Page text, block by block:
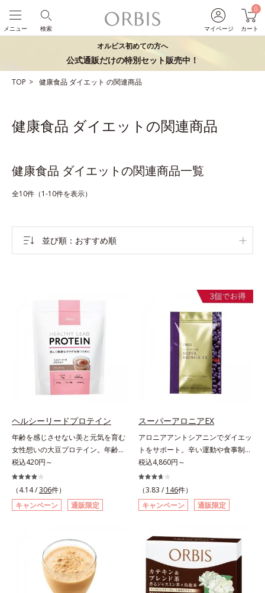
マイページ
0
カート
検索
メニュー
オルビス初めての方へ
公式通販だけの特別セット販売中！
TOP 健康食品 ダイエット の関連商品
健康食品 ダイエットの関連商品
健康食品 ダイエットの関連商品一覧
全10件（1-10件を表示）
並び順 おすすめ順
ヘルシーリードプロテイン
年齢を感じさせない美と元気を育む
女性想いの大豆プロテイン。年齢を
感じさせない美と元気を育む、女性
想いの大豆プロテインです。1杯で
不足しがちなたんぱく質を補えま
す。大人女性の食習慣に基づき質と
量を考え、更年世代の女性に人気の
（大豆由来の植物性たんぱく質）を
採用しました。吸収が穏やかで、腹
持ちがいいのもポイントです。体を
作る材料であるたんぱく質12g(*1)
をメインに、美を引き出すコラーゲ
税込420円～
（4.14 /306件）
キャンペーン
通販限定
スーパーアロニアEX
アロニアアントシアニンでダイエッ
トをサポート。辛い運動や食事制限
に立ち向かう、大人の“燃える気持
ち”を応援。年齢を重ねるほど、ダ
イエットが続かないと感じる方に。
チョークベリーとも呼ばれる東欧産
の健康果実アロニアの、アロニアア
力に着目！大人の燃焼意欲をサポー
トする、ダイエットサポートサプリ
メントです。アロニアを研究し続け
てきたオルビスが高品質のアロニア
にこだわり、その特有成分を抽出。
税込4,860円～
（3.83 / 146件）
キャンペーン
通販限定